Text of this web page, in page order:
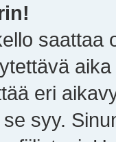
saattaa
eri
syy.